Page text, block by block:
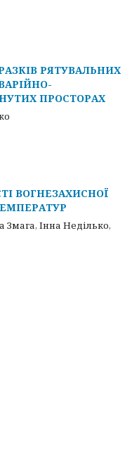
РЯТУВАЛЬНИХ
ПРОСТОРАХ
ВОГНЕЗАХИСНОЇ
Змага, Інна Неділько,